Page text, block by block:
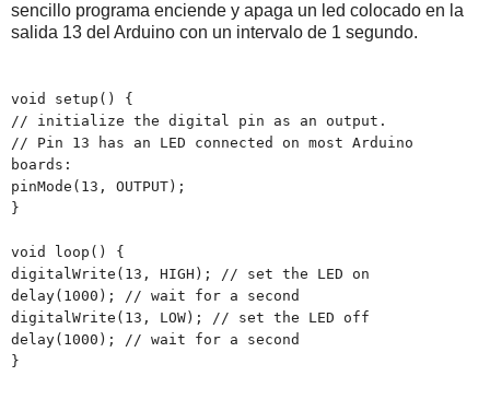
sencillo programa enciende y apaga un led colocado en la
salida 13 del Arduino con un intervalo de 1 segundo.
void setup() {
// initialize the digital pin as an output.
// Pin 13 has an LED connected on most Arduino
boards:
pinMode(13, OUTPUT);
}
void loop() {
digitalWrite(13, HIGH); // set the LED on
delay(1000); // wait for a second
digitalWrite(13, LOW); // set the LED off
delay(1000); // wait for a second
}